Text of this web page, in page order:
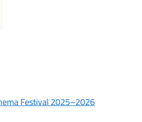
Festival 2025–2026